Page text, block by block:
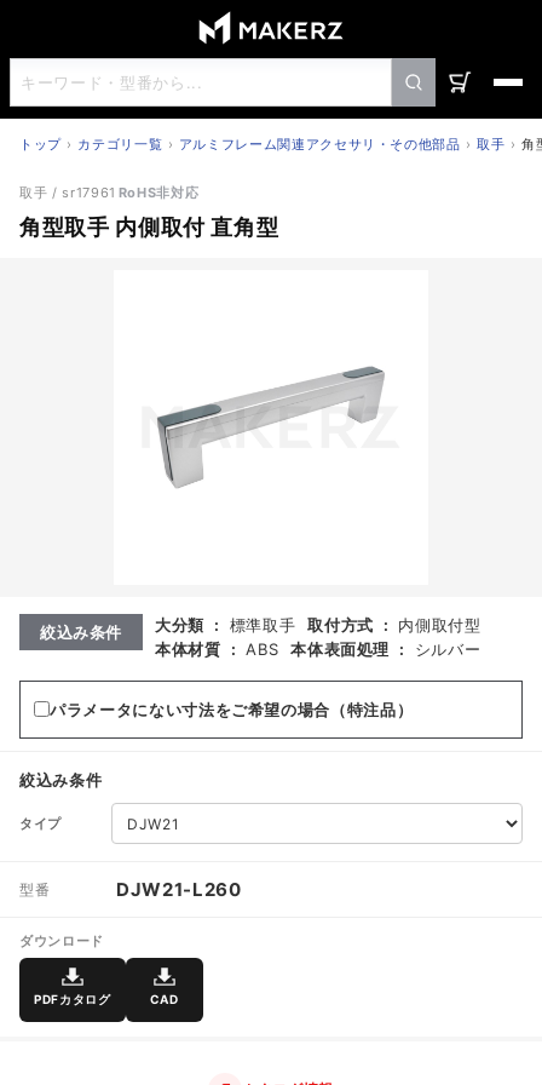
トップ カテゴリ一覧 アルミフレーム関連アクセサリ・その他部品 取手 角
取手 / sr17961 RoHS非対応
角型取手 内側取付 直角型
絞込み条件 大分類 : 標準取手 取付方式 :
内側取付型
本体材質
: ABS 本体表面処理 : シルバー
パラメータにない寸法をご希望の場合（特注品）
絞込み条件
タイプ
型番 DJW21-L260
ダウンロード
PDFカタログ CAD